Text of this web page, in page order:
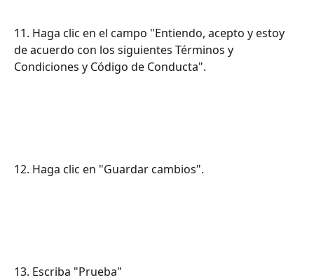
11. Haga clic en el campo "Entiendo, acepto y estoy
de acuerdo con los siguientes Términos y
Condiciones y Código de Conducta".
12. Haga clic en "Guardar cambios".
13. Escriba "Prueba"